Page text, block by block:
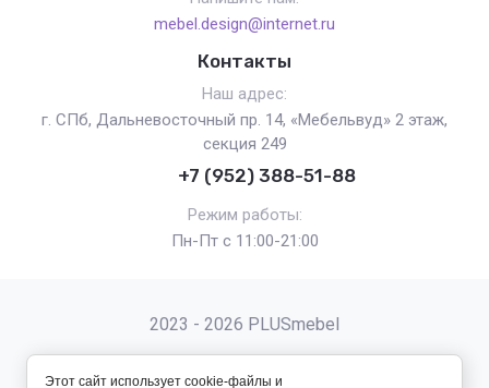
mebel.design@internet.ru
Контакты
Наш адрес:
г. СПб, Дальневосточный пр. 14, «Мебельвуд» 2 этаж,
секция 249
+7 (952) 388-51-88
Режим работы:
Пн-Пт с 11:00-21:00
2023 - 2026 PLUSmebel
Этот сайт использует cookie-файлы и